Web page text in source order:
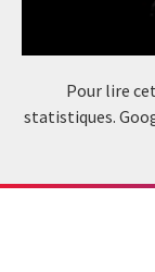
Pour lire
statistiques.